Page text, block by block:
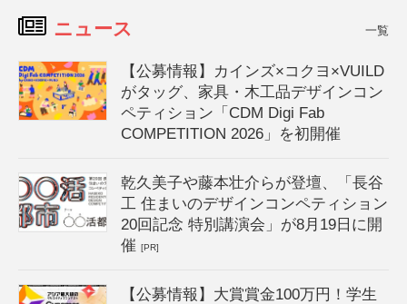
ニュース 一覧
【公募情報】カインズ×コクヨ×VUILD
がタッグ、家具・木工品デザインコン
ペティション「CDM Digi Fab
COMPETITION 2026」を初開催
乾久美子や藤本壮介らが登壇、「長谷
工 住まいのデザインコンペティション
20回記念 特別講演会」が8月19日に開
催[PR]
【公募情報】大賞賞金100万円！学生